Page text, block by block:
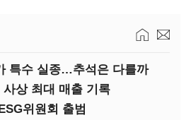
특수 실종…추석은 다를까
상 최대 매출 기록
위원회 출범